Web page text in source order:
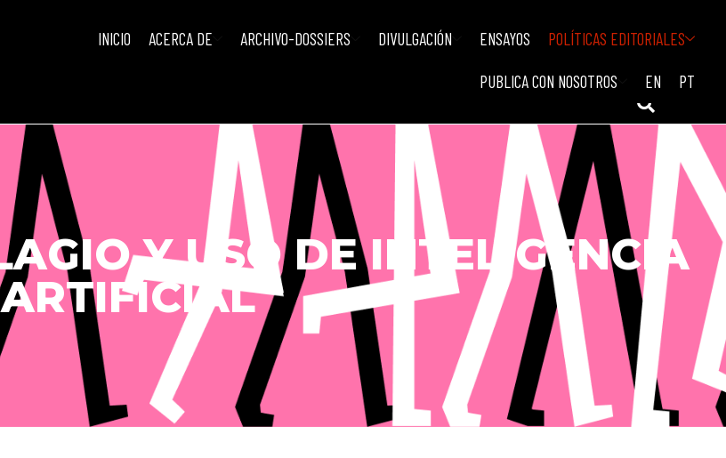
INICIO ACERCA DE ARCHIVO-DOSSIERS DIVULGACIÓN ENSAYOS POLÍTICAS EDITORIALES
PUBLICA CON NOSOTROS EN PT
Y USO DE INTELIGENCIA
ARTIFICIAL